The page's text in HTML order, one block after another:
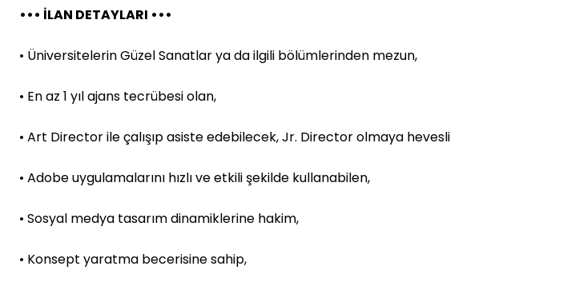
••• İLAN DETAYLARI •••
• Üniversitelerin Güzel Sanatlar ya da ilgili bölümlerinden mezun,
• En az 1 yıl ajans tecrübesi olan,
• Art Director ile çalışıp asiste edebilecek, Jr. Director olmaya hevesli
• Adobe uygulamalarını hızlı ve etkili şekilde kullanabilen,
• Sosyal medya tasarım dinamiklerine hakim,
• Konsept yaratma becerisine sahip,